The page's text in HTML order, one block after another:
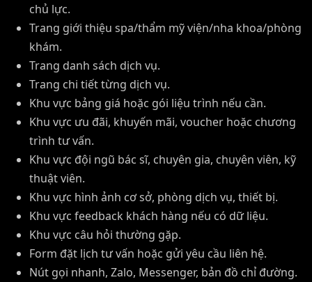
chủ lực.
Trang giới thiệu spa/thẩm mỹ viện/nha khoa/phòng
khám.
Trang danh sách dịch vụ.
Trang chi tiết từng dịch vụ.
Khu vực bảng giá hoặc gói liệu trình nếu cần.
Khu vực ưu đãi, khuyến mãi, voucher hoặc chương
trình tư vấn.
Khu vực đội ngũ bác sĩ, chuyên gia, chuyên viên, kỹ
thuật viên.
Khu vực hình ảnh cơ sở, phòng dịch vụ, thiết bị.
Khu vực feedback khách hàng nếu có dữ liệu.
Khu vực câu hỏi thường gặp.
Form đặt lịch tư vấn hoặc gửi yêu cầu liên hệ.
Nút gọi nhanh, Zalo, Messenger, bản đồ chỉ đường.